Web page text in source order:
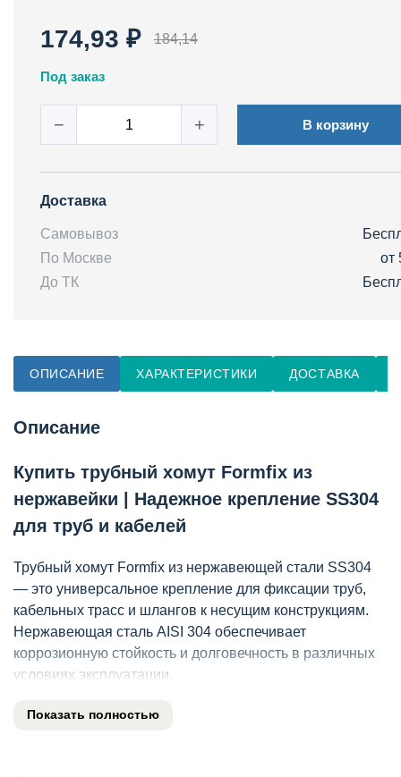
174,93 ₽ 184,14
Под заказ
− + В корзину
Доставка
Самовывоз
По Москве
от
До ТК
ОПИСАНИЕ ХАРАКТЕРИСТИКИ ДОСТАВКА
Описание
Купить трубный хомут Formfix из
нержавейки | Надежное крепление SS304
для труб и кабелей
Трубный хомут Formfix из нержавеющей стали SS304
— это универсальное крепление для фиксации труб,
кабельных трасс и шлангов к несущим конструкциям.
Нержавеющая сталь AISI 304 обеспечивает
коррозионную стойкость и долговечность в различных
условиях эксплуатации.
Ключевые характеристики
Показать полностью